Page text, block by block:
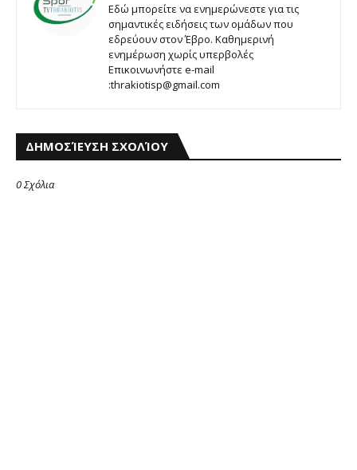
Εδώ μπορείτε να ενημερώνεστε για τις
σημαντικές ειδήσεις των ομάδων που
εδρεύουν στον Έβρο. Καθημερινή
ενημέρωση χωρίς υπερβολές
Επικοινωνήστε e-mail
:thrakiotisp@gmail.com
ΔΗΜΟΣΊΕΥΣΗ ΣΧΟΛΊΟΥ
0 Σχόλια